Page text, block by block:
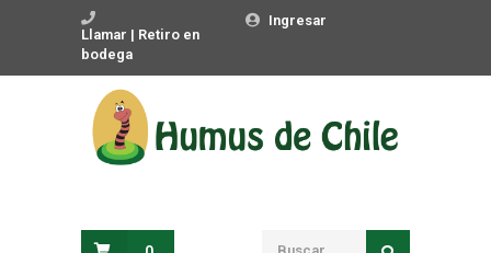
Llamar | Retiro en
bodega
Ingresar